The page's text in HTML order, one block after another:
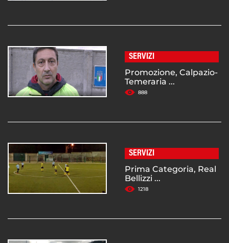
SERVIZI
Promozione, Calpazio-
Temeraria ...
888
SERVIZI
Prima Categoria, Real
Bellizzi ...
1218